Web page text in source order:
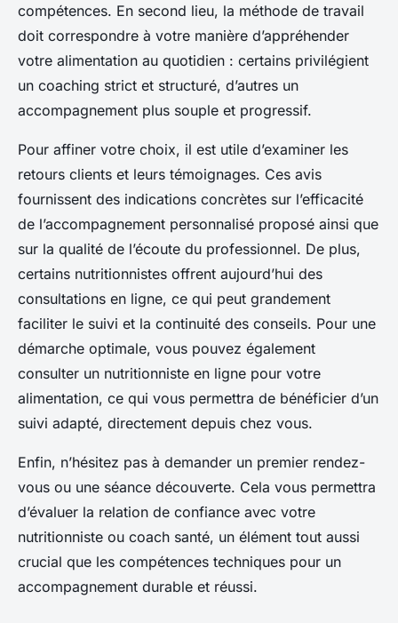
compétences. En second lieu, la méthode de travail
doit correspondre à votre manière d’appréhender
votre alimentation au quotidien : certains privilégient
un coaching strict et structuré, d’autres un
accompagnement plus souple et progressif.
Pour affiner votre choix, il est utile d’examiner les
retours clients et leurs témoignages. Ces avis
fournissent des indications concrètes sur l’efficacité
de l’accompagnement personnalisé proposé ainsi que
sur la qualité de l’écoute du professionnel. De plus,
certains nutritionnistes offrent aujourd’hui des
consultations en ligne, ce qui peut grandement
faciliter le suivi et la continuité des conseils. Pour une
démarche optimale, vous pouvez également
consulter un nutritionniste en ligne pour votre
alimentation, ce qui vous permettra de bénéficier d’un
suivi adapté, directement depuis chez vous.
Enfin, n’hésitez pas à demander un premier rendez-
vous ou une séance découverte. Cela vous permettra
d’évaluer la relation de confiance avec votre
nutritionniste ou coach santé, un élément tout aussi
crucial que les compétences techniques pour un
accompagnement durable et réussi.